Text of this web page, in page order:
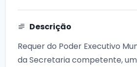
Descrição
Requer do Poder Executivo
da Secretaria competente,